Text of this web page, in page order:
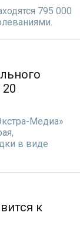
795 000
20
Медиа»
в виде
к